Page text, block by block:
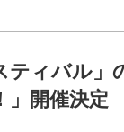
ティバル
」開催決定